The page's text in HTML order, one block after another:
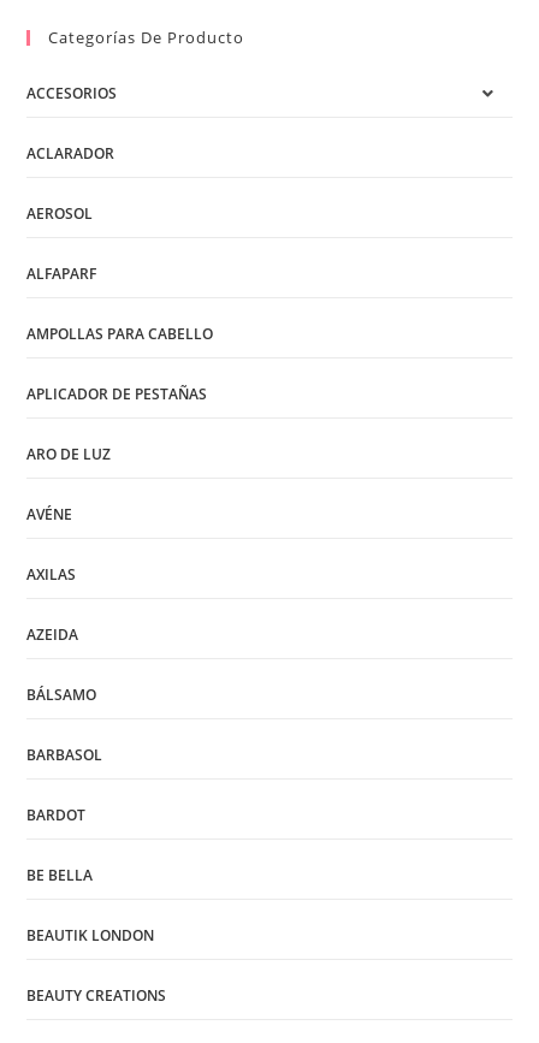
Categorías De Producto
ACCESORIOS
ACLARADOR
AEROSOL
ALFAPARF
AMPOLLAS PARA CABELLO
APLICADOR DE PESTAÑAS
ARO DE LUZ
AVÉNE
AXILAS
AZEIDA
BÁLSAMO
BARBASOL
BARDOT
BE BELLA
BEAUTIK LONDON
BEAUTY CREATIONS